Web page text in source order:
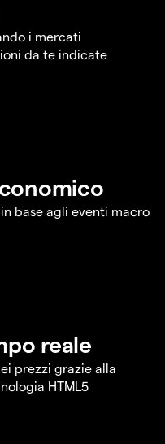
i mercati
da te indicate
base agli eventi macro
reale
prezzi grazie alla
HTML5